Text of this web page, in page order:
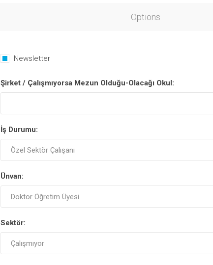
Options
Newsletter
Şirket / Çalışmıyorsa Mezun Olduğu-Olacağı Okul:
İş Durumu:
Ünvan:
Sektör: